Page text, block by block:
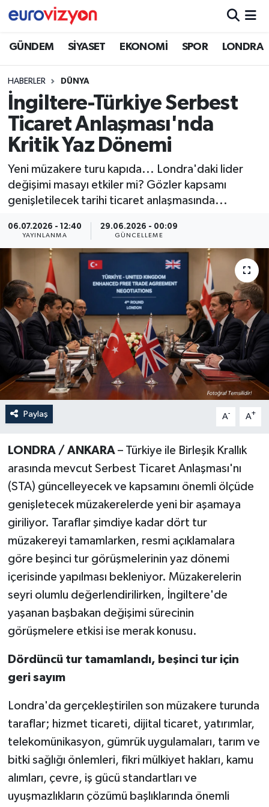
GÜNDEM SİYASET EKONOMİ SPOR LONDRA
HABERLER DÜNYA
İngiltere-Türkiye Serbest
Ticaret Anlaşması'nda
Kritik Yaz Dönemi
Yeni müzakere turu kapıda... Londra'daki lider
değişimi masayı etkiler mi? Gözler kapsamı
genişletilecek tarihi ticaret anlaşmasında...
06.07.2026 - 12:40
YAYINLANMA
29.06.2026 - 00:09
GÜNCELLEME
Paylaş A- A+
LONDRA / ANKARA– Türkiye ile Birleşik Krallık
arasında mevcut Serbest Ticaret Anlaşması'nı
(STA) güncelleyecek ve kapsamını önemli ölçüde
genişletecek müzakerelerde yeni bir aşamaya
giriliyor. Taraflar şimdiye kadar dört tur
müzakereyi tamamlarken, resmi açıklamalara
göre beşinci tur görüşmelerinin yaz dönemi
içerisinde yapılması bekleniyor. Müzakerelerin
seyri olumlu değerlendirilirken, İngiltere'de
yaşanan başbakan değişimi sürecinin
görüşmelere etkisi ise merak konusu.
Dördüncü tur tamamlandı, beşinci tur için
geri sayım
Londra'da gerçekleştirilen son müzakere turunda
taraflar; hizmet ticareti, dijital ticaret, yatırımlar,
telekomünikasyon, gümrük uygulamaları, tarım ve
bitki sağlığı önlemleri, fikri mülkiyet hakları, kamu
alımları, çevre, iş gücü standartları ve
uyuşmazlıkların çözümü başlıklarında önemli